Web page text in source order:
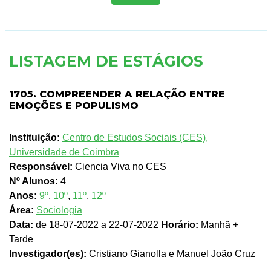
LISTAGEM DE ESTÁGIOS
1705. COMPREENDER A RELAÇÃO ENTRE
EMOÇÕES E POPULISMO
Instituição: Centro de Estudos Sociais (CES),
Universidade de Coimbra
Responsável: Ciencia Viva no CES
Nº Alunos: 4
Anos: 9º, 10º, 11º, 12º
Área: Sociologia
Data: de 18-07-2022 a 22-07-2022 Horário: Manhã +
Tarde
Investigador(es): Cristiano Gianolla e Manuel João Cruz